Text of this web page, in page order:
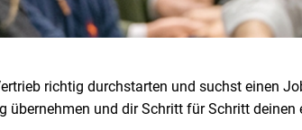
richtig durchstarten und suchst einen
übernehmen und dir Schritt für Schritt